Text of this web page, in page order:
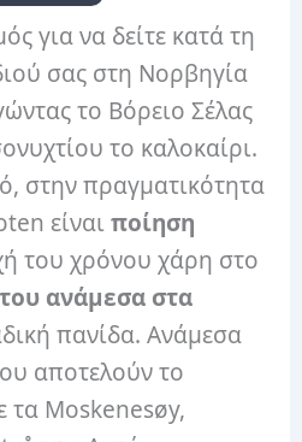
για να δείτε κατά τη
σας στη Νορβηγία
το Βόρειο Σέλας
το καλοκαίρι.
στην πραγματικότητα
είναιποίηση
του χρόνου χάρη στο
ανάμεσα στα
πανίδα. Ανάμεσα
αποτελούν το
τα Moskenesøy,